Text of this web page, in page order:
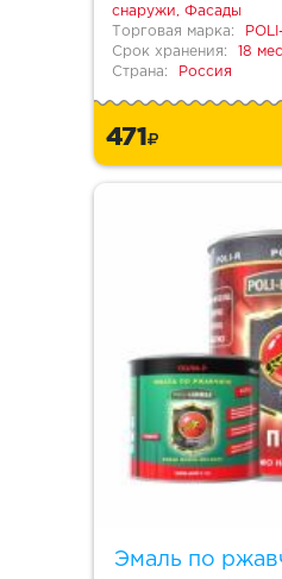
снаружи, Фасады
Торговая марка:
Срок хранения:
18
Страна:
Россия
471
Эмаль по